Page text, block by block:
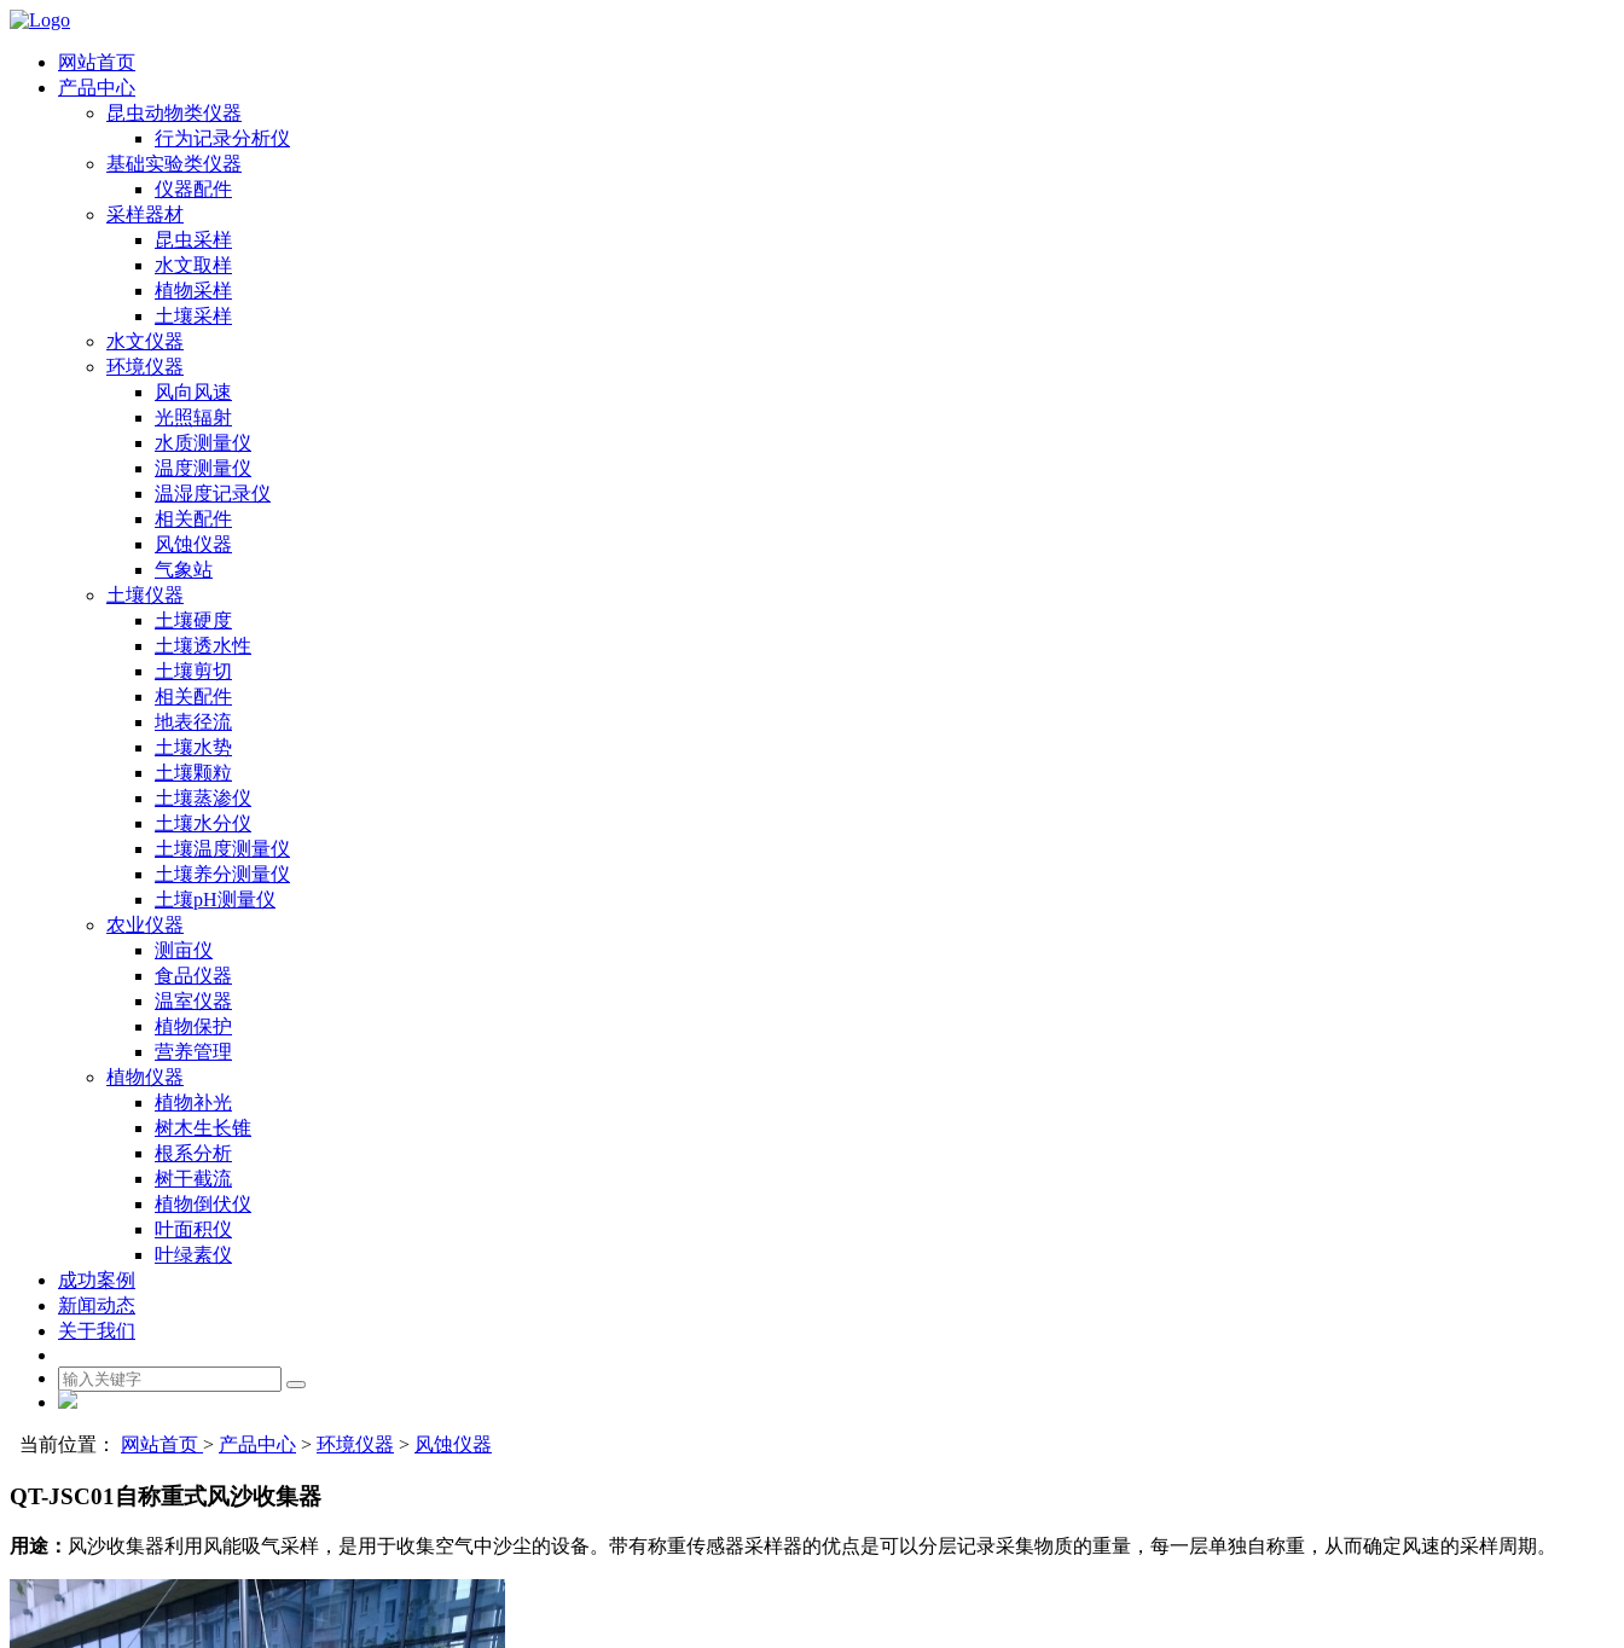
网站首页
产品中心
昆虫动物类仪器
行为记录分析仪
基础实验类仪器
仪器配件
采样器材
昆虫采样
水文取样
植物采样
土壤采样
水文仪器
环境仪器
风向风速
光照辐射
水质测量仪
温度测量仪
温湿度记录仪
相关配件
风蚀仪器
气象站
土壤仪器
土壤硬度
土壤透水性
土壤剪切
相关配件
地表径流
土壤水势
土壤颗粒
土壤蒸渗仪
土壤水分仪
土壤温度测量仪
土壤养分测量仪
土壤pH测量仪
农业仪器
测亩仪
食品仪器
温室仪器
植物保护
营养管理
植物仪器
植物补光
树木生长锥
根系分析
树干截流
植物倒伏仪
叶面积仪
叶绿素仪
成功案例
新闻动态
关于我们
当前位置： 网站首页 > 产品中心 > 环境仪器 > 风蚀仪器
QT-JSC01自称重式风沙收集器
用途： 风沙收集器利用风能吸气采样，是用于收集空气中沙尘的设备。带有称重传感器采样器的优点是可以分层记录采集物质的重量，每一层单独自称重，从而确定风速的采样周期。